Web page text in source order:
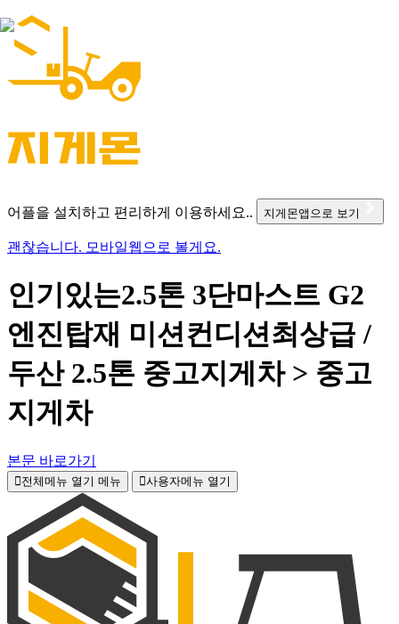
어플을 설치하고 편리하게 이용하세요.. 지게몬앱으로 보기
괜찮습니다. 모바일웹으로 볼게요.
인기있는2.5톤 3단마스트 G2
엔진탑재 미션컨디션최상급 /
두산 2.5톤 중고지게차 > 중고
지게차
본문 바로가기
전체메뉴 열기 메뉴 사용자메뉴 열기